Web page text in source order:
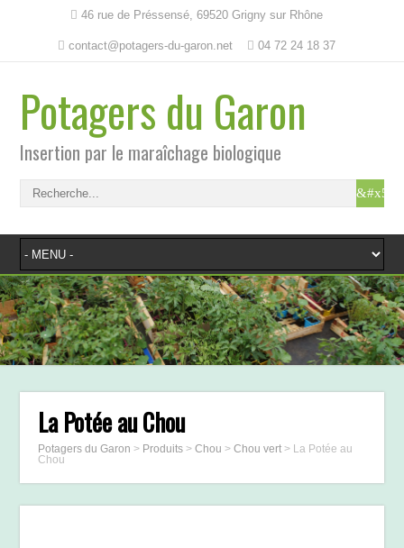
46 rue de Préssensé, 69520 Grigny sur Rhône
contact@potagers-du-garon.net 04 72 24 18 37
Potagers du Garon
Insertion par le maraîchage biologique
La Potée au Chou
Potagers du Garon > Produits >Chou >Chou vert > La Potée au
Chou